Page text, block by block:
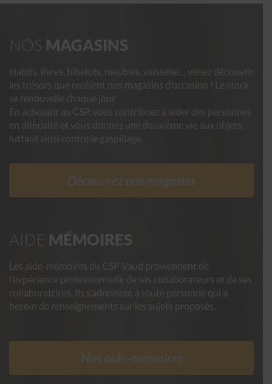
NOS MAGASINS
Habits, livres, bibelots, meubles, vaisselle… venez découvrir
les trésors que recèlent nos magasins d’occasion ! Le stock
se renouvelle chaque jour.
En achetant au CSP, vous contribuez à aider des personnes
en difficulté et vous donnez une deuxième vie aux objets,
luttant ainsi contre le gaspillage.
Découvrez nos magasins
AIDE MÉMOIRES
Les aide-mémoires du CSP Vaud proviennent de
l’expérience professionnelle de ses collaborateurs et de ses
collaboratrices. Ils s’adressent à toute personne qui a
besoin de renseignements sur les sujets proposés.
Nos aide-mémoires